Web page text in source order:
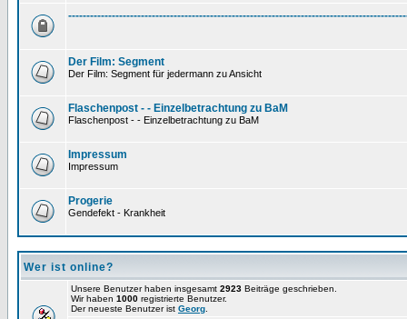
Der Film: Segment
Der Film: Segment für jedermann zu Ansicht
Flaschenpost - - Einzelbetrachtung zu BaM
Flaschenpost - - Einzelbetrachtung zu BaM
Impressum
Impressum
Progerie
Gendefekt - Krankheit
Wer ist online?
Unsere Benutzer haben insgesamt 2923 Beiträge geschrieben.
Wir haben 1000 registrierte Benutzer.
Der neueste Benutzer ist Georg